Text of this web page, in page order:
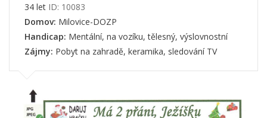
34 let ID: 10083
Domov: Milovice-DOZP
Handicap: Mentální, na vozíku, tělesný, výslovnostní
Zájmy: Pobyt na zahradě, keramika, sledování TV